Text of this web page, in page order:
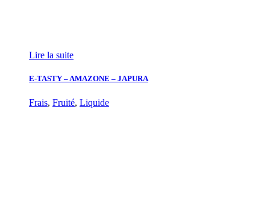
Lire la suite
E-TASTY – AMAZONE – JAPURA
Frais, Fruité, Liquide